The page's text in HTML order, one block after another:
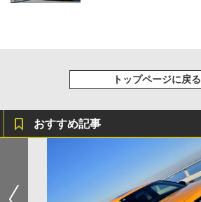
トップページに戻る
おすすめ記事